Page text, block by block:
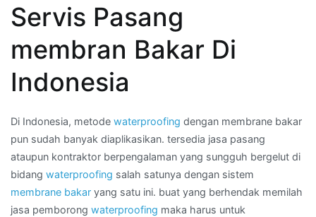
Kami
tukang
bakar
di
Kota
CIMAHI
Servis Pasang
membran Bakar Di
Indonesia
Di Indonesia, metode waterproofing dengan membrane bakar
pun sudah banyak diaplikasikan. tersedia jasa pasang
ataupun kontraktor berpengalaman yang sungguh bergelut di
bidang waterproofing salah satunya dengan sistem
membrane bakar yang satu ini. buat yang berhendak memilah
jasa pemborong waterproofing maka harus untuk